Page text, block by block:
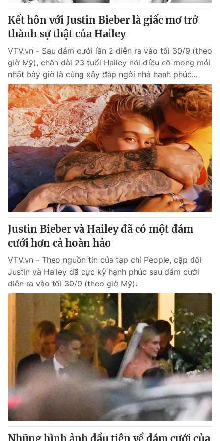
® Cấm sao chép dưới mọi hình thức nếu không có sự chấp
thuận bằng văn bản. Ghi rõ nguồn VTV.vn khi phát hành lại
thông tin từ website này.
Kết hôn với Justin Bieber là giấc mơ trở
thành sự thật của Hailey
VTV.vn - Sau đám cưới lần 2 diễn ra vào tối 30/9 (theo
giờ Mỹ), chân dài 23 tuổi Hailey nói điều cô mong mỏi
nhất bây giờ là cùng xây đắp ngôi nhà hạnh phúc...
Justin Bieber và Hailey đã có một đám
cưới hơn cả hoàn hảo
VTV.vn - Theo nguồn tin của tạp chí People, cặp đôi
Justin và Hailey đã cực kỳ hạnh phúc sau đám cưới
diễn ra vào tối 30/9 (theo giờ Mỹ).
Những hình ảnh đầu tiên về đám cưới của